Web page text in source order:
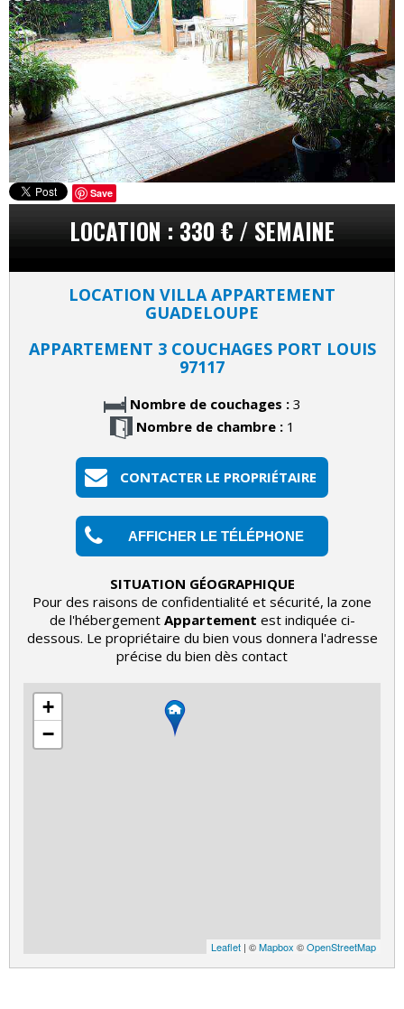
Save
LOCATION : 330 € / SEMAINE
LOCATION VILLA APPARTEMENT
GUADELOUPE
APPARTEMENT 3 COUCHAGES PORT LOUIS
97117
Nombre de couchages :3
Nombre de chambre :1
CONTACTER LE PROPRIÉTAIRE
AFFICHER LE TÉLÉPHONE
SITUATION GÉOGRAPHIQUE
Pour des raisons de confidentialité et sécurité, la zone
de l'hébergement Appartement est indiquée ci-
dessous. Le propriétaire du bien vous donnera l'adresse
précise du bien dès contact
+
−
Leaflet | ©Mapbox ©OpenStreetMap